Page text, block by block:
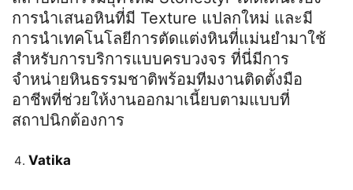
การนำเสนอหินที่มี Texture แปลกใหม่ และมี
การนำเทคโนโลยีการตัดแต่งหินที่แม่นยำมาใช้
สำหรับการบริการแบบครบวงจร ที่นี่มีการ
จำหน่ายหินธรรมชาติพร้อมทีมงานติดตั้งมือ
อาชีพที่ช่วยให้งานออกมาเนี้ยบตามแบบที่
สถาปนิกต้องการ
Vatika